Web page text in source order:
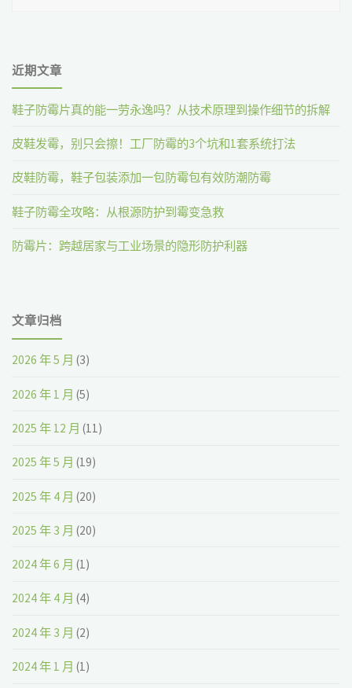
近期文章
鞋子防霉片真的能一劳永逸吗？从技术原理到操作细节的拆解
皮鞋发霉，别只会擦！工厂防霉的3个坑和1套系统打法
皮鞋防霉，鞋子包装添加一包防霉包有效防潮防霉
鞋子防霉全攻略：从根源防护到霉变急救
防霉片：跨越居家与工业场景的隐形防护利器
文章归档
2026 年 5 月 (3)
2026 年 1 月 (5)
2025 年 12 月 (11)
2025 年 5 月 (19)
2025 年 4 月 (20)
2025 年 3 月 (20)
2024 年 6 月 (1)
2024 年 4 月 (4)
2024 年 3 月 (2)
2024 年 1 月 (1)